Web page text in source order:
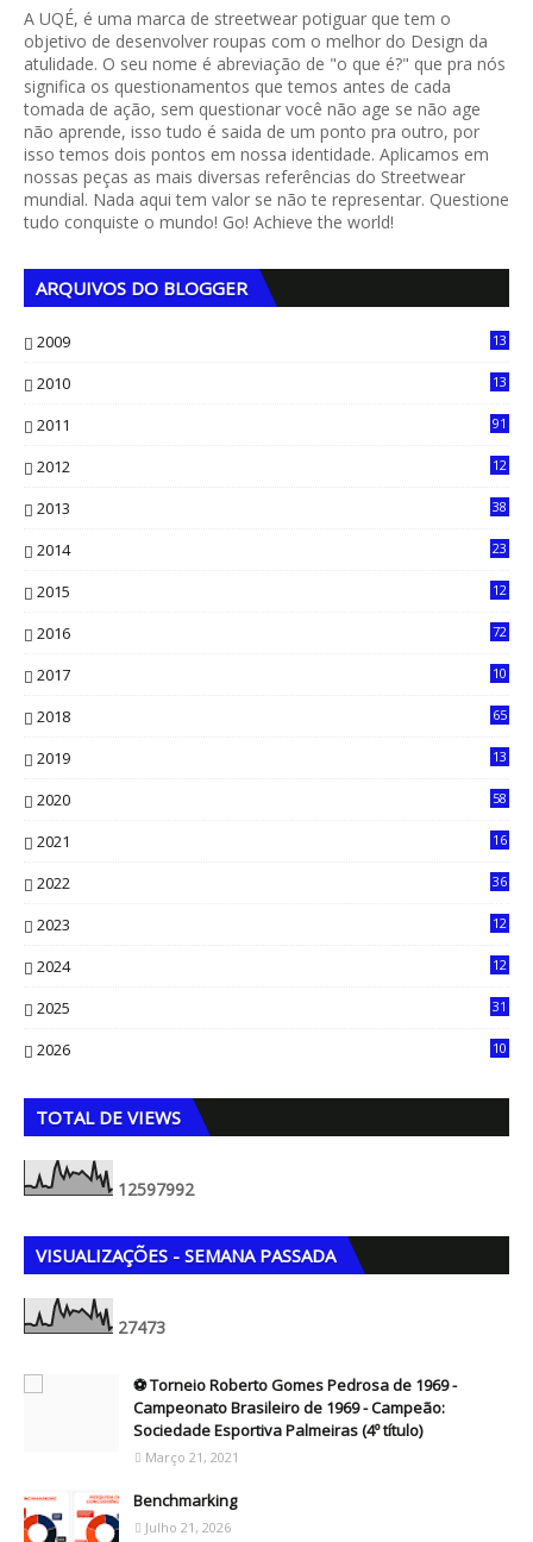
A UQÉ, é uma marca de streetwear potiguar que tem o
objetivo de desenvolver roupas com o melhor do Design da
atulidade. O seu nome é abreviação de "o que é?" que pra nós
significa os questionamentos que temos antes de cada
tomada de ação, sem questionar você não age se não age
não aprende, isso tudo é saida de um ponto pra outro, por
isso temos dois pontos em nossa identidade. Aplicamos em
nossas peças as mais diversas referências do Streetwear
mundial. Nada aqui tem valor se não te representar. Questione
tudo conquiste o mundo! Go! Achieve the world!
ARQUIVOS DO BLOGGER
2009
13
2010
13
2011 91
2012
12
2013
38
2014
23
2015
12
2016
72
2017 10
2018 65
2019
13
2020
58
2021
16
2022
36
2023
12
2024
12
2025
31
2026
10
TOTAL DE VIEWS
12597992
VISUALIZAÇÕES - SEMANA PASSADA
27473
⚽ Torneio Roberto Gomes Pedrosa de 1969 -
Campeonato Brasileiro de 1969 - Campeão:
Sociedade Esportiva Palmeiras (4º título)
Março 21, 2021
Benchmarking
Julho 21, 2026